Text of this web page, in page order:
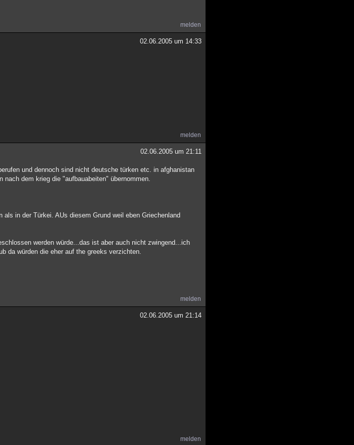
melden
02.06.2005 um 14:33
melden
02.06.2005 um 21:11
und dennoch sind nicht deutsche türken etc. in afghanistan
dem krieg die "aufbauabeiten" übernommen.
in der Türkei. AUs diesem Grund weil eben Griechenland
werden würde...das ist aber auch nicht zwingend...ich
da würden die eher auf the greeks verzichten.
melden
02.06.2005 um 21:14
melden